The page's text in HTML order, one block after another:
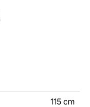
115 cm